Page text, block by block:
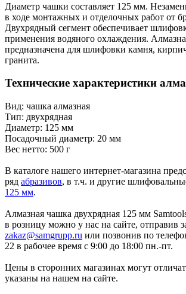
Диаметр чашки составляет 125 мм.
в ходе монтажных и отделочных работ от
Двухрядный сегмент обеспечивает
применения водяного охлаждения.
предназначена для шлифовки камня,
гранита.
Технические характеристики
Вид: чашка алмазная
Тип: двухрядная
Диаметр: 125 мм
Посадочный диаметр: 20 мм
Вес нетто: 500 г
В каталоге нашего интернет-магазина
ряд абразивов, в т.ч. и другие
125 мм.
Алмазная чашка двухрядная 125 мм
в розницу можно у нас на сайте, отправив
zakaz@samgrupp.ru или позвонив по
22 в рабочее время с 9:00 до 18:00 пн.-пт.
Цены в сторонних магазинах могут
указаны на нашем на сайте.